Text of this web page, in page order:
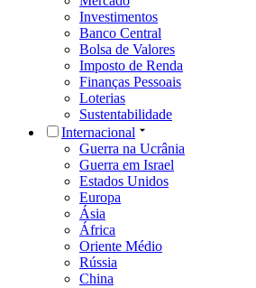
Investimentos
Banco Central
Bolsa de Valores
Imposto de Renda
Finanças Pessoais
Loterias
Sustentabilidade
Internacional
Guerra na Ucrânia
Guerra em Israel
Estados Unidos
Europa
Ásia
África
Oriente Médio
Rússia
China